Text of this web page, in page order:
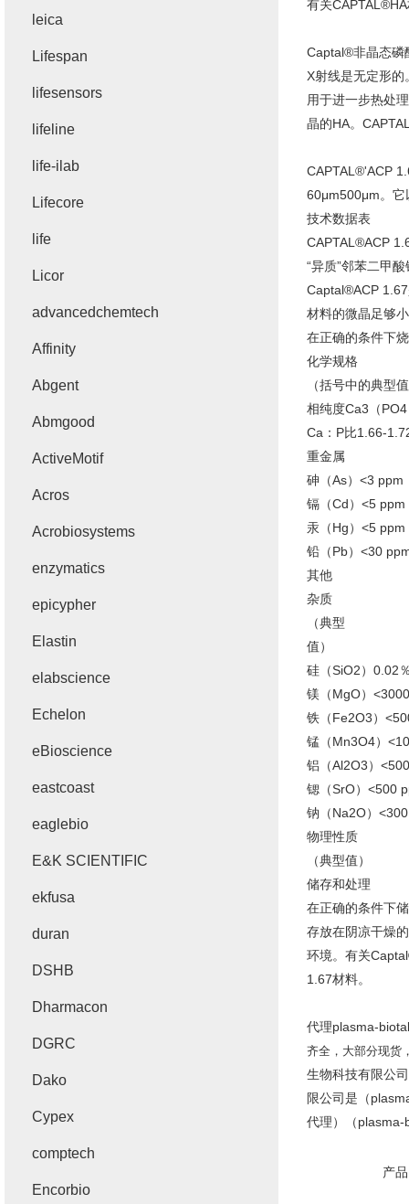
有关
Captal®非晶态磷
X射线是无定形
用于进一步热处
晶的HA。
CAPTAL®'ACP
60μm500μm。它
技术数据表
CAPTAL®ACP
“异质”邻苯二甲酸
Captal®ACP
材料的微晶足够
在正确的条件下
化学规格
（括号中的典型
相纯度Ca3（
Ca：P比1.66-
重金属
砷（As）<3 ppm
镉（Cd）<5 ppm
汞（Hg）<5 ppm
铅（Pb）<30
其他
杂质
（典型
值）
硅（SiO2）0.02
镁（MgO）
铁（Fe2O3）
锰（Mn3O4）
铝（Al2O3）
锶（SrO）<500
钠（Na2O）
物理性质
（典型值）
储存和处理
在正确的条件下
存放在阴凉干燥
环境。有关
1.67材料。
代理plasma-
齐全，大部分现货
生物科技有限公
限公司是（
代理）（plasma-
产
leica
Lifespan
lifesensors
lifeline
life-ilab
Lifecore
life
Licor
advancedchemtech
Affinity
Abgent
Abmgood
ActiveMotif
Acros
Acrobiosystems
enzymatics
epicypher
Elastin
elabscience
Echelon
eBioscience
eastcoast
eaglebio
E&K SCIENTIFIC
ekfusa
duran
DSHB
Dharmacon
DGRC
Dako
Cypex
comptech
Encorbio